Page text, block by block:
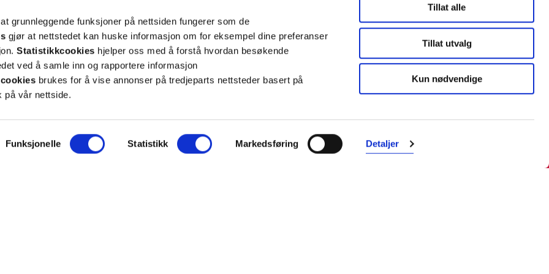
grunnleggende funksjoner på nettsiden fungerer som de
gjør at nettstedet kan huske informasjon om for eksempel dine preferanser
Statistikkcookies hjelper oss med å forstå hvordan besøkende
ved å samle inn og rapportere informasjon
brukes for å vise annonser på tredjeparts nettsteder basert på
på vår nettside.
Funksjonelle Statistikk Markedsføring Detaljer
Tillat alle
Tillat utvalg
Kun nødvendige
og opplysningene du har registrert på din
. Se salgsbetingelser for